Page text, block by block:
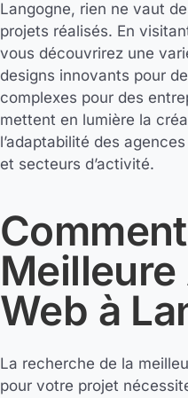
Langogne, rien ne vaut
projets réalisés. En
vous découvrirez une
designs innovants pour
complexes pour des
mettent en lumière la
l’adaptabilité des
et secteurs d’activité.
Web à
La recherche de la
pour votre projet